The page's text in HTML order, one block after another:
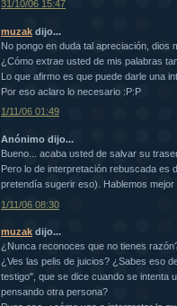
31/10/06 15:47
muzak dijo...
No pongo en duda tal apreciación, dios
¿Cómo extrae usted de mis palabras
Lo que afirmo es que puede darle una
Por eso aclaro lo necesario :P:P
1/11/06 01:49
Anónimo dijo...
Bueno... acaba usted de salvar su
Pero lo de interpretación rebuscada es
pretendía sugerir eso). Hablemos
1/11/06 08:30
muzak dijo...
¿Nunca reconoces que no tienes
¿Ves las pelis de juicios? ¿Sabes eso
testigo", que se dice cuando se intenta
pensando otra persona?